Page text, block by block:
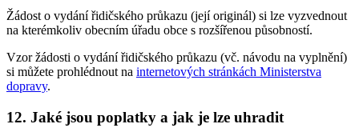
Žádost o vydání řidičského průkazu (její originál) si lze vyzvednout
na kterémkoliv obecním úřadu obce s rozšířenou působností.
Vzor žádosti o vydání řidičského průkazu (vč. návodu na vyplnění)
si můžete prohlédnout na internetových stránkách Ministerstva
dopravy.
12. Jaké jsou poplatky a jak je lze uhradit